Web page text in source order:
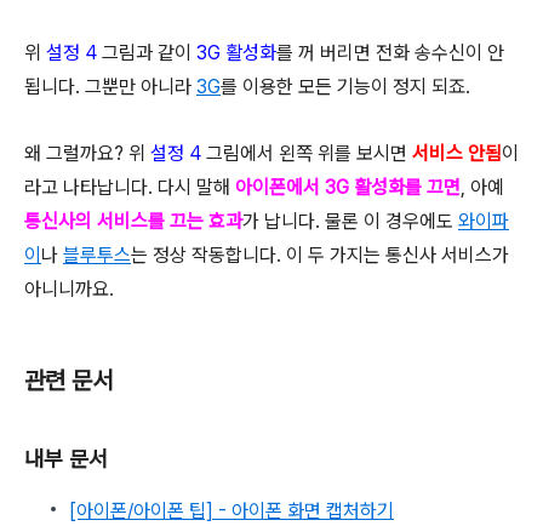
위 설정 4 그림과 같이 3G 활성화를 꺼 버리면 전화 송수신이 안
됩니다. 그뿐만 아니라 3G를 이용한 모든 기능이 정지 되죠.
왜 그럴까요? 위 설정 4 그림에서 왼쪽 위를 보시면 서비스 안됨이
라고 나타납니다. 다시 말해 아이폰에서 3G 활성화를 끄면, 아예
통신사의 서비스를 끄는 효과가 납니다. 물론 이 경우에도 와이파
이 나 블루투스는 정상 작동합니다. 이 두 가지는 통신사 서비스가
아니니까요.
관련 문서
내부 문서
[아이폰/아이폰 팁] - 아이폰 화면 캡처하기